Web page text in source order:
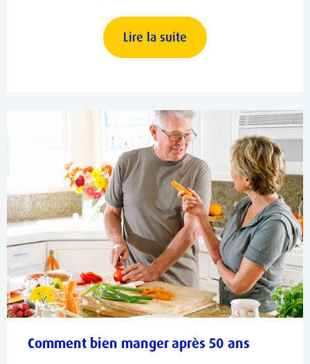
Lire la suite
Comment bien manger après 50 ans